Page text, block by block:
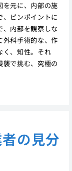
を元に、内部の施
ピンポイントに
、内部を観察しな
外科手術的な、作
く、知性。それ
襲で挑む、究極の
の見分